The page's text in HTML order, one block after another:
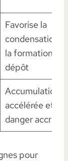
Favorise la
condensation
la formation du
dépôt
Accumulation
accélérée et
danger accru
pour